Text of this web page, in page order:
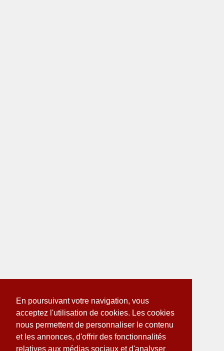
En poursuivant votre navigation, vous
acceptez l'utilisation de cookies. Les cookies
nous permettent de personnaliser le contenu
et les annonces, d'offrir des fonctionnalités
relatives aux médias sociaux et d'analyser